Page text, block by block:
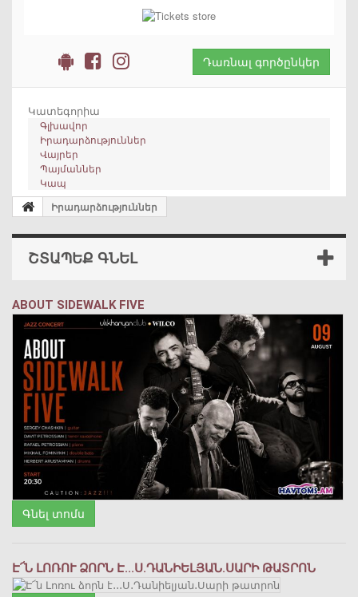
Դառնալ գործընկեր
Կատեգորիա
Գլխավոր
Իրադարձություններ
Վայրեր
Պայմաններ
Կապ
Իրադարձություններ
ՇՏԱՊԵՔ ԳՆԵԼ
ABOUT SIDEWALK FIVE
Գնել տոմս
Է՜Ն ԼՈՌՈՒ ՁՈՐՆ Է․․․Ս․ԴԱՆԻԵԼՅԱՆ․ՍԱՐԻ ԹԱՏՐՈՆ